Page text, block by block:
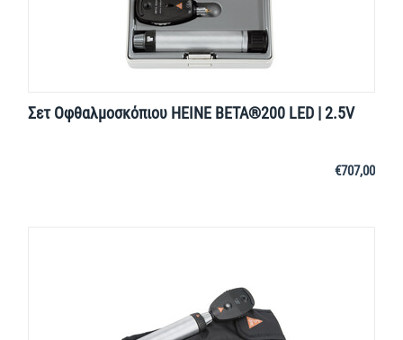
Σετ Οφθαλμοσκόπιου HEINE BETA®200 LED | 2.5V
€707,00